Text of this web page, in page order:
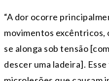
“A dor ocorre
movimentos excêntricos,
se alonga sob tensão
descer uma ladeira].